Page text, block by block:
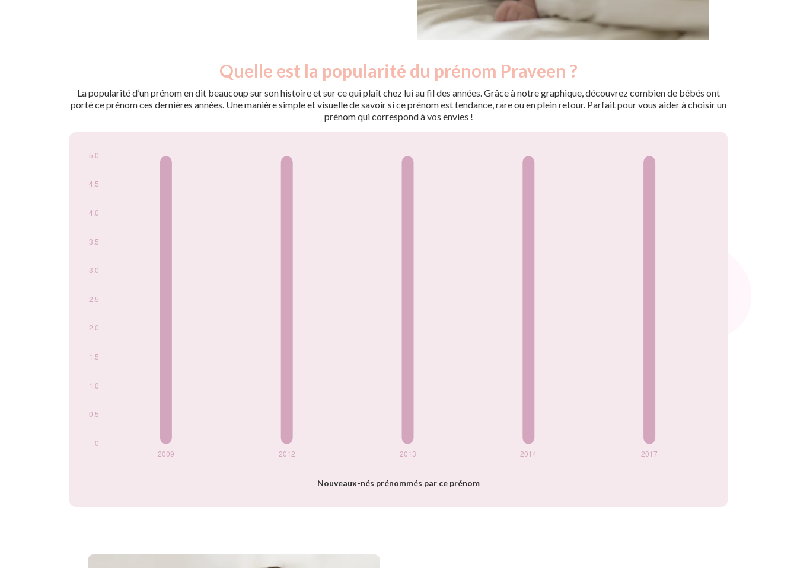
Quelle est la popularité du prénom Praveen ?
La popularité d’un prénom en dit beaucoup sur son histoire et sur ce qui plaît chez lui au fil des années. Grâce à notre graphique, découvrez combien de bébés ont
porté ce prénom ces dernières années. Une manière simple et visuelle de savoir si ce prénom est tendance, rare ou en plein retour. Parfait pour vous aider à choisir un
prénom qui correspond à vos envies !
Nouveaux-nés prénommés par ce prénom
Popularité du
par année
2009
5
2012
5